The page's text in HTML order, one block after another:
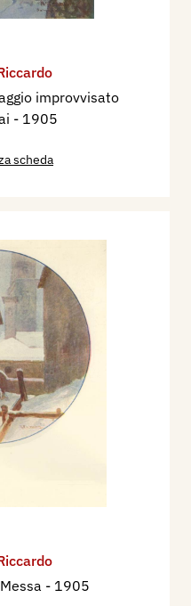
improvvisato
- 1905
scheda
- 1905